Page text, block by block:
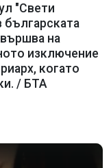
"Свети
българската
на
изключение
когато
/ БТА